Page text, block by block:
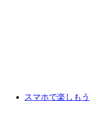
スマホで楽しもう